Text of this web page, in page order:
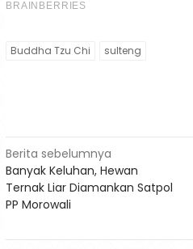
Buddha Tzu Chi sulteng
Navigasi
pos
Berita sebelumnya
Banyak Keluhan, Hewan
Ternak Liar Diamankan Satpol
PP Morowali